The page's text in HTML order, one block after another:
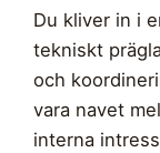
Du kliver in i
tekniskt
och
vara navet
interna